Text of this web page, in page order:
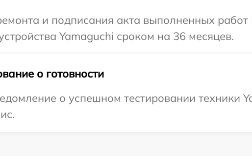
и подписания акта выполненных
Yamaguchi сроком на 36 месяцев.
о готовности
о успешном тестировании техники